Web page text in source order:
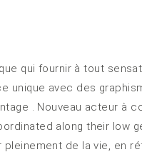
qui fournir à tout
unique avec des
. Nouveau acteur à
along their low
de la vie, en